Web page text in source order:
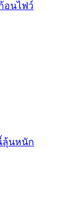
อนไฟว์
นี้ลุ้นหนัก